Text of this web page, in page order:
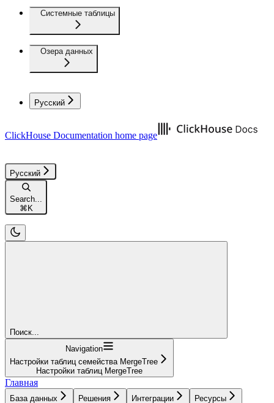
Системные таблицы
Озера данных
Русский
ClickHouse Documentation home page
Русский
Search...
⌘K
Поиск...
Navigation
Настройки таблиц семейства MergeTree
Настройки таблиц MergeTree
Главная
База данных Решения Интеграции Ресурсы